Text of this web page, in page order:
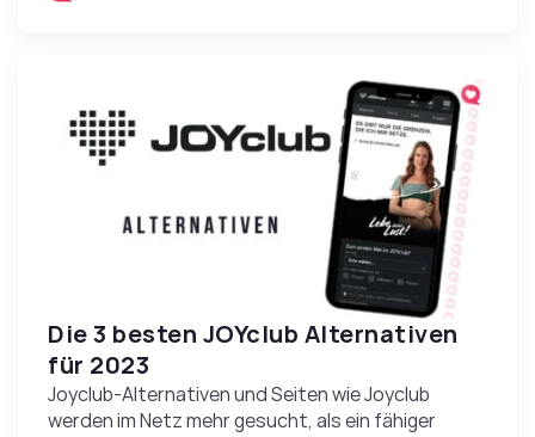
Die 3 besten JOYclub Alternativen
für 2023
Joyclub-Alternativen und Seiten wie Joyclub
werden im Netz mehr gesucht, als ein fähiger